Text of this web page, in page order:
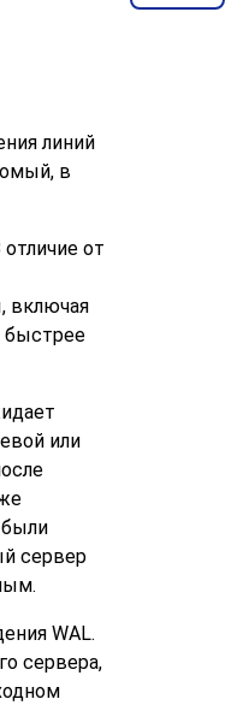
линий
в
от
включая
быстрее
или
сервер
WAL.
сервера,